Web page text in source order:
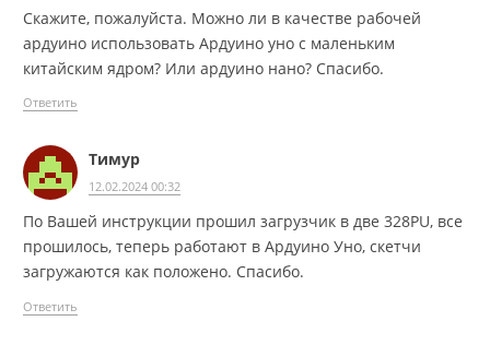
Скажите, пожалуйста. Можно ли в качестве рабочей
ардуино использовать Ардуино уно с маленьким
китайским ядром? Или ардуино нано? Спасибо.
Ответить
Тимур
12.02.2024 00:32
По Вашей инструкции прошил загрузчик в две 328PU, все
прошилось, теперь работают в Ардуино Уно, скетчи
загружаются как положено. Спасибо.
Ответить